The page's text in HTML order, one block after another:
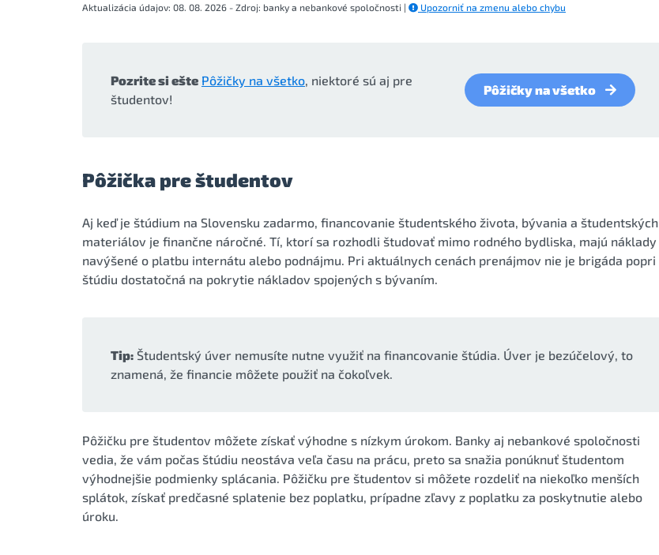
Aktualizácia údajov: 08. 08. 2026 - Zdroj: banky a nebankové spoločnosti | Upozorniť na zmenu alebo chybu
Pozrite si ešte Pôžičky na všetko, niektoré sú aj pre
študentov!
Pôžičky na všetko
Pôžička pre študentov
Aj keď je štúdium na Slovensku zadarmo, financovanie študentského života, bývania a študentských
materiálov je finančne náročné. Tí, ktorí sa rozhodli študovať mimo rodného bydliska, majú náklady
navýšené o platbu internátu alebo podnájmu. Pri aktuálnych cenách prenájmov nie je brigáda popri
štúdiu dostatočná na pokrytie nákladov spojených s bývaním.
Tip: Študentský úver nemusíte nutne využiť na financovanie štúdia. Úver je bezúčelový, to
znamená, že financie môžete použiť na čokoľvek.
Pôžičku pre študentov môžete získať výhodne s nízkym úrokom. Banky aj nebankové spoločnosti
vedia, že vám počas štúdiu neostáva veľa času na prácu, preto sa snažia ponúknuť študentom
výhodnejšie podmienky splácania. Pôžičku pre študentov si môžete rozdeliť na niekoľko menších
splátok, získať predčasné splatenie bez poplatku, prípadne zľavy z poplatku za poskytnutie alebo
úroku.